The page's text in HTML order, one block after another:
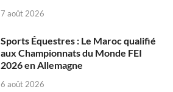
7 août 2026
Sports Équestres : Le Maroc qualifié
aux Championnats du Monde FEI
2026 en Allemagne
6 août 2026